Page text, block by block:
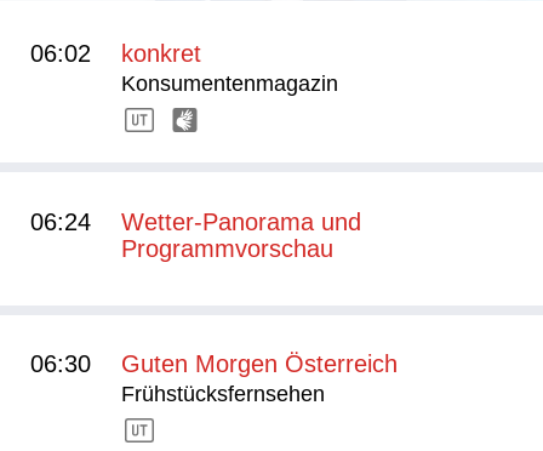
06:02 konkret
Konsumentenmagazin
06:24
Wetter-Panorama und
Programmvorschau
06:30 Guten Morgen Österreich
Frühstücksfernsehen